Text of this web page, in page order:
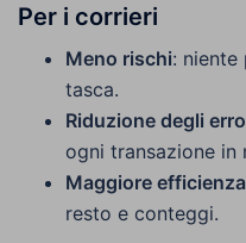
Per i corrieri
Meno rischi:
tasca.
Riduzione degli
ogni transazione in
Maggiore efficienza
resto e conteggi.